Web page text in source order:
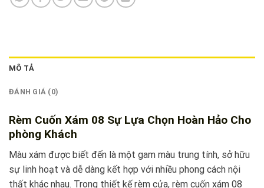
MÔ TẢ
ĐÁNH GIÁ (0)
Rèm Cuốn Xám 08 Sự Lựa Chọn Hoàn Hảo Cho
phòng Khách
Màu xám được biết đến là một gam màu trung tính, sở hữu
sự linh hoạt và dễ dàng kết hợp với nhiều phong cách nội
thất khác nhau. Trong thiết kế rèm cửa, rèm cuốn xám 08